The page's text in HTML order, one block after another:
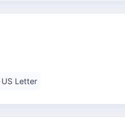
US Letter